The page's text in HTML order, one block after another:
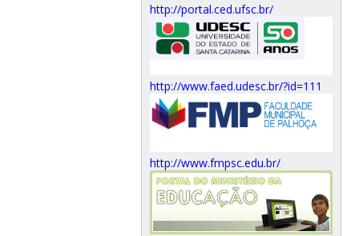
http://portal.ced.ufsc.br/
http://www.faed.udesc.br/?id=111
http://www.fmpsc.edu.br/